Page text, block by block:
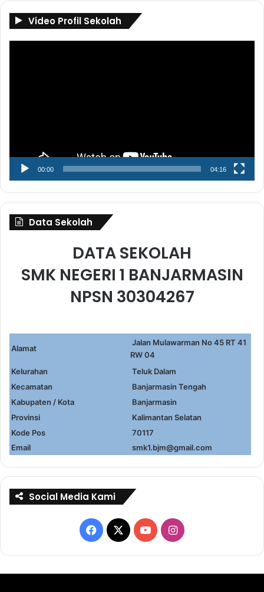
Video Profil Sekolah
00:00 04:16
Data Sekolah
DATA SEKOLAH
SMK NEGERI 1 BANJARMASIN
NPSN 30304267
Alamat
Jalan Mulawarman No 45 RT 41
RW 04
Kelurahan
Teluk Dalam
Kecamatan
Banjarmasin Tengah
Kabupaten / Kota
Banjarmasin
Provinsi
Kalimantan Selatan
Kode Pos
70117
Email
smk1.bjm@gmail.com
Social Media Kami
Facebook
X YouTubeInstagram